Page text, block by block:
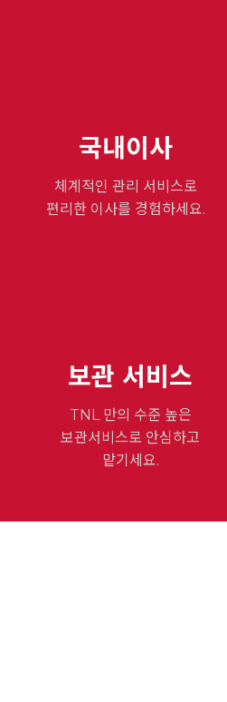
국내이사
체계적인 관리 서비스로
편리한 이사를 경험하세요.
보관 서비스
TNL 만의 수준 높은
보관서비스로 안심하고
맡기세요.